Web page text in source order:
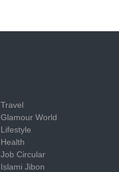
Travel
Glamour World
Lifestyle
Health
Job Circular
Islami Jibon